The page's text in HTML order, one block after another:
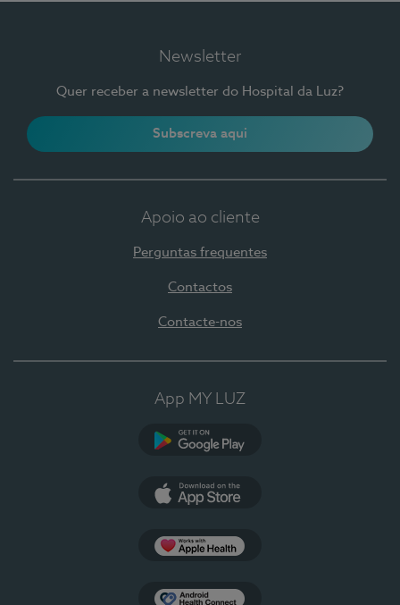
Newsletter
Quer receber a newsletter do Hospital da Luz?
Subscreva aqui
Apoio ao cliente
Perguntas frequentes
Contactos
Contacte-nos
App MY LUZ